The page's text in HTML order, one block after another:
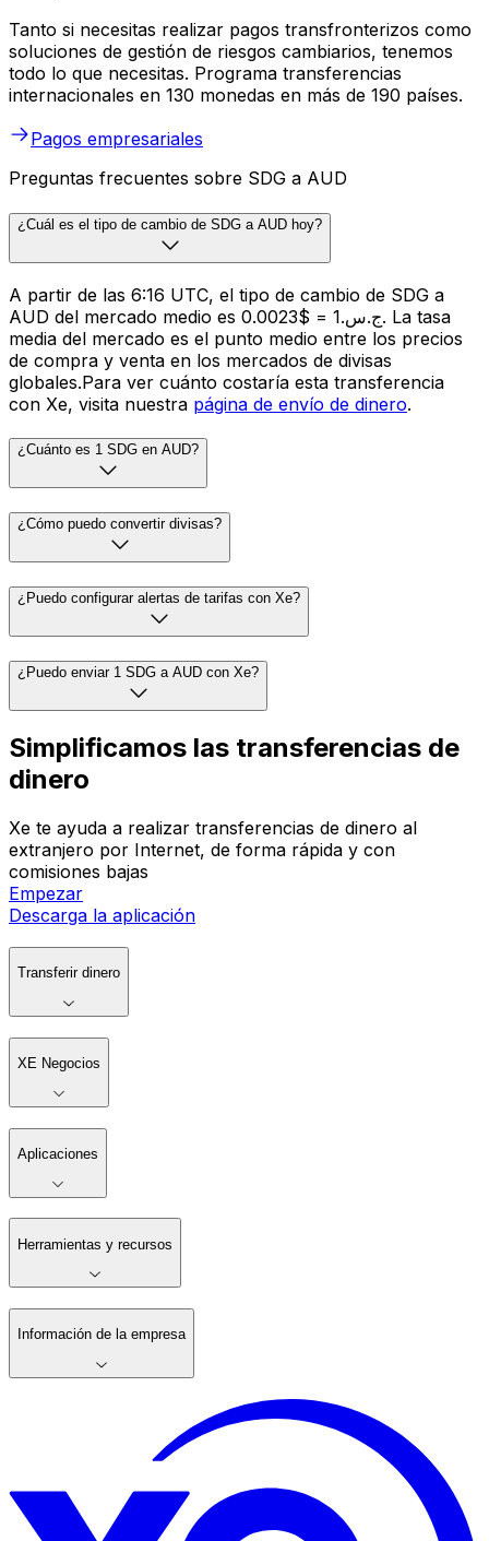
Tanto si necesitas realizar pagos transfronterizos como
soluciones de gestión de riesgos cambiarios, tenemos
todo lo que necesitas. Programa transferencias
internacionales en 130 monedas en más de 190 países.
Pagos empresariales
Preguntas frecuentes sobre SDG a AUD
¿Cuál es el tipo de cambio de SDG a AUD hoy?
A partir de las 6:16 UTC, el tipo de cambio de SDG a
AUD del mercado medio es ج.س.1 = $0.0023. La tasa
media del mercado es el punto medio entre los precios
de compra y venta en los mercados de divisas
globales.Para ver cuánto costaría esta transferencia
con Xe, visita nuestra página de envío de dinero.
¿Cuánto es 1 SDG en AUD?
¿Cómo puedo convertir divisas?
¿Puedo configurar alertas de tarifas con Xe?
¿Puedo enviar 1 SDG a AUD con Xe?
Simplificamos las transferencias de
dinero
Xe te ayuda a realizar transferencias de dinero al
extranjero por Internet, de forma rápida y con
comisiones bajas
Empezar
Descarga la aplicación
Transferir dinero
XE Negocios
Aplicaciones
Herramientas y recursos
Información de la empresa